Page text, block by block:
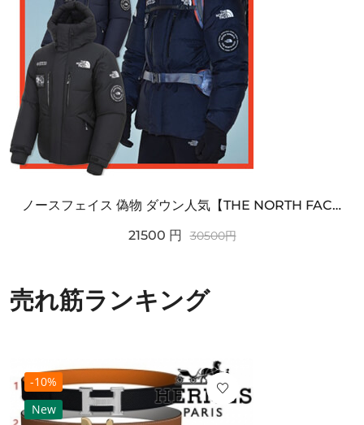
ノースフェイス 偽物 ダウン人気【THE NORTH FACE】M'S 7 SUMMIT HIM...
21500 円 30500円
売れ筋ランキング
-10%
New